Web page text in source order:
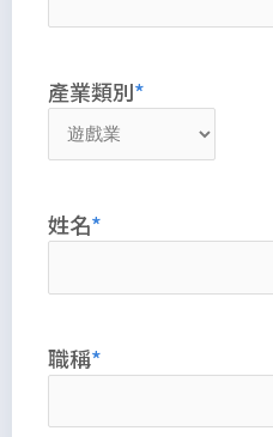
產業類別
姓名
職稱